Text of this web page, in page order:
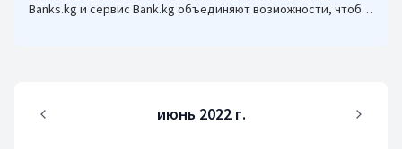
Banks.kg и сервис Bank.kg объединяют возможности, чтобы
июнь 2022 г.